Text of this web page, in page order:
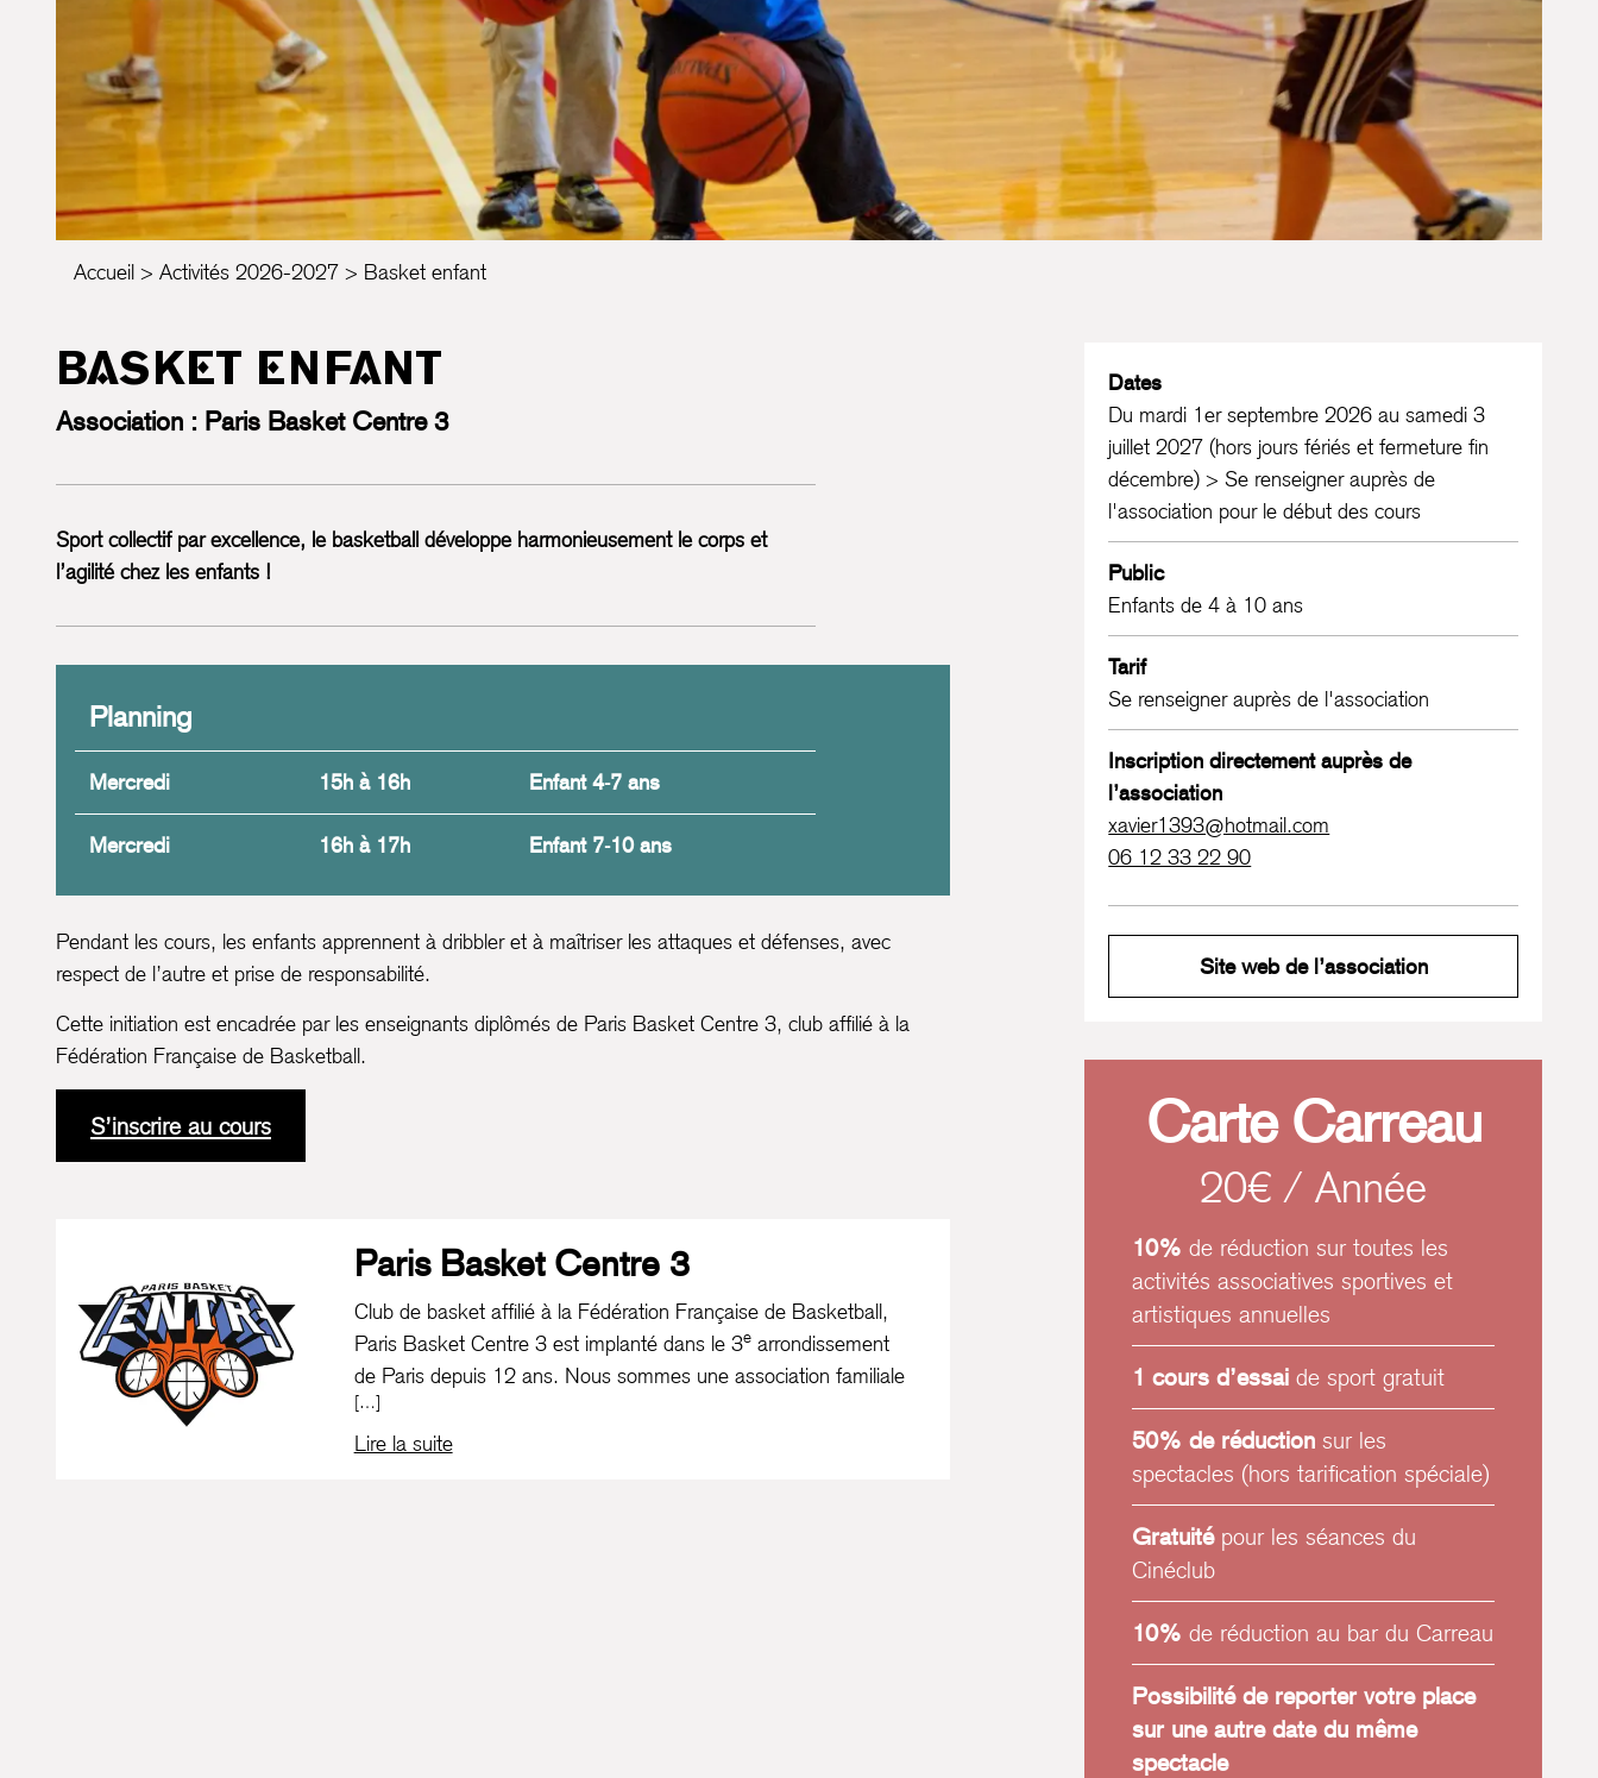
Accueil Activités 2026-2027 Basket enfant
BASKET ENFANT
Association : Paris Basket Centre 3
Sport collectif par excellence, le basketball développe harmonieusement le corps et
l’agilité chez les enfants !
Planning
Mercredi 15h à 16h Enfant 4-7 ans
Mercredi 16h à 17h Enfant 7-10 ans
Pendant les cours, les enfants apprennent à dribbler et à maîtriser les attaques et défenses, avec
respect de l’autre et prise de responsabilité.
Cette initiation est encadrée par les enseignants diplômés de Paris Basket Centre 3, club affilié à la
Fédération Française de Basketball.
S’inscrire au cours
Paris Basket Centre 3
Club de basket affilié à la Fédération Française de Basketball,
Paris Basket Centre 3est implanté dans le 3earrondissement
de Paris depuis 12 ans. Nous sommes une association familiale
et amateur qui dénombre plus de 200 licencié·es réparti·es sur
10 équipes. Nous accueillons garçons et filles, en catégorie
[…]
Lire la suite
Dates
Du mardi 1er septembre 2026 au samedi 3
juillet 2027 (hors jours fériés et fermeture fin
décembre) > Se renseigner auprès de
l'association pour le début des cours
Public
Enfants de 4 à 10 ans
Tarif
Se renseigner auprès de l'association
Inscription directement auprès de
l’association
xavier1393@hotmail.com
06 12 33 22 90
Site web de l’association
Carte Carreau
20€ / Année
10% de réduction sur toutes les
activités associatives sportives et
artistiques annuelles
1 cours d’essaide sport gratuit
50% de réductionsur les
spectacles (hors tarification spéciale)
Gratuitépour les séances du
Cinéclub
10% de réduction au bar du Carreau
Possibilité de reporter votre place
sur une autre date du même
spectacle